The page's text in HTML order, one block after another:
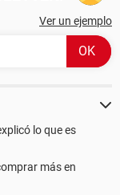
Ver un ejemplo
lo que es
más en